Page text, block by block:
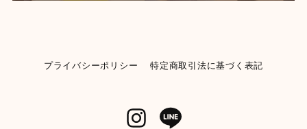
プライバシーポリシー 特定商取引法に基づく表記